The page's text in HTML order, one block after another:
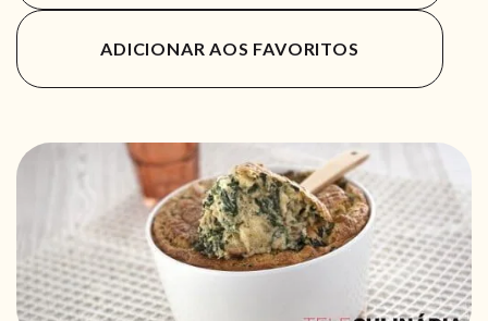
ADICIONAR AOS FAVORITOS